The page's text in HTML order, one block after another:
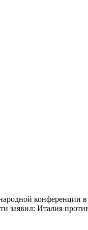
конференции
заявил: Италия